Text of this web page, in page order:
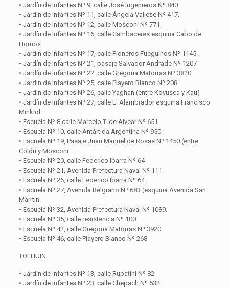
• Jardín de Infantes Nº 9, calle José Ingenieros Nº 840.
• Jardín de Infantes Nº 11, calle Ángela Vallese Nº 417.
• Jardín de Infantes Nº 12, calle Mosconi Nº 771.
• Jardín de Infantes Nº 16, calle Cambaceres esquina Cabo de
Hornos
• Jardín de Infantes Nº 17, calle Pioneros Fueguinos Nº 1145.
• Jardín de Infantes Nº 21, pasaje Salvador Andrade Nº 1207
• Jardín de Infantes Nº 22, calle Gregoria Matorras Nº 3820
• Jardín de Infantes Nº 25, calle Playero Blanco Nº 208
• Jardín de Infantes Nº 26, calle Yaghan (entre Koyusca y Kau)
• Jardín de Infantes Nº 27, calle El Alambrador esquina Francisco
Minkiol.
• Escuela Nº 8 calle Marcelo T. de Alvear Nº 651.
• Escuela Nº 10, calle Antártida Argentina Nº 950.
• Escuela Nº 19, Pasaje Juan Manuel de Rosas Nº 1450 (entre
Colón y Mosconi
• Escuela Nº 20, calle Federico Ibarra Nº 64
• Escuela Nº 21, Avenida Prefectura Naval Nº 111.
• Escuela Nº 26, calle Federico Ibarra Nº 64.
• Escuela Nº 27, Avenida Belgrano Nº 683 (esquina Avenida San
Marrtín.
• Escuela Nº 32, Avenida Prefectura Naval Nº 1089.
• Escuela Nº 35, calle resistencia Nº 100.
• Escuela Nº 42, calle Gregoria Matorras Nº 3920
• Escuela Nº 46, calle Playero Blanco Nº 268
TOLHUIN
• Jardín de Infantes Nº 13, calle Rupatini Nº 82
• Jardín de Infantes Nº 23, calle Chepach Nº 532